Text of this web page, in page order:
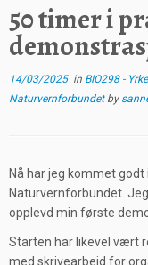
50 timer i
14/03/2025in BIO298 -
Naturvernforbundet by
Nå har jeg kommet
Naturvernforbundet.
opplevd min første
Starten har likevel vært
med skrivearbeid for